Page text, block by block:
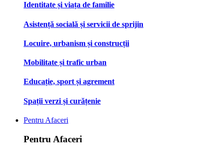
Identitate și viața de familie
Asistență socială și servicii de sprijin
Locuire, urbanism și construcții
Mobilitate și trafic urban
Educație, sport și agrement
Spații verzi și curățenie
Pentru Afaceri
Pentru Afaceri